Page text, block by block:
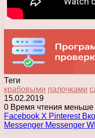
Теги
крабовыми палочками
15.02.2019
0 Время чтения
Facebook X Pinterest
Messenger Messenger